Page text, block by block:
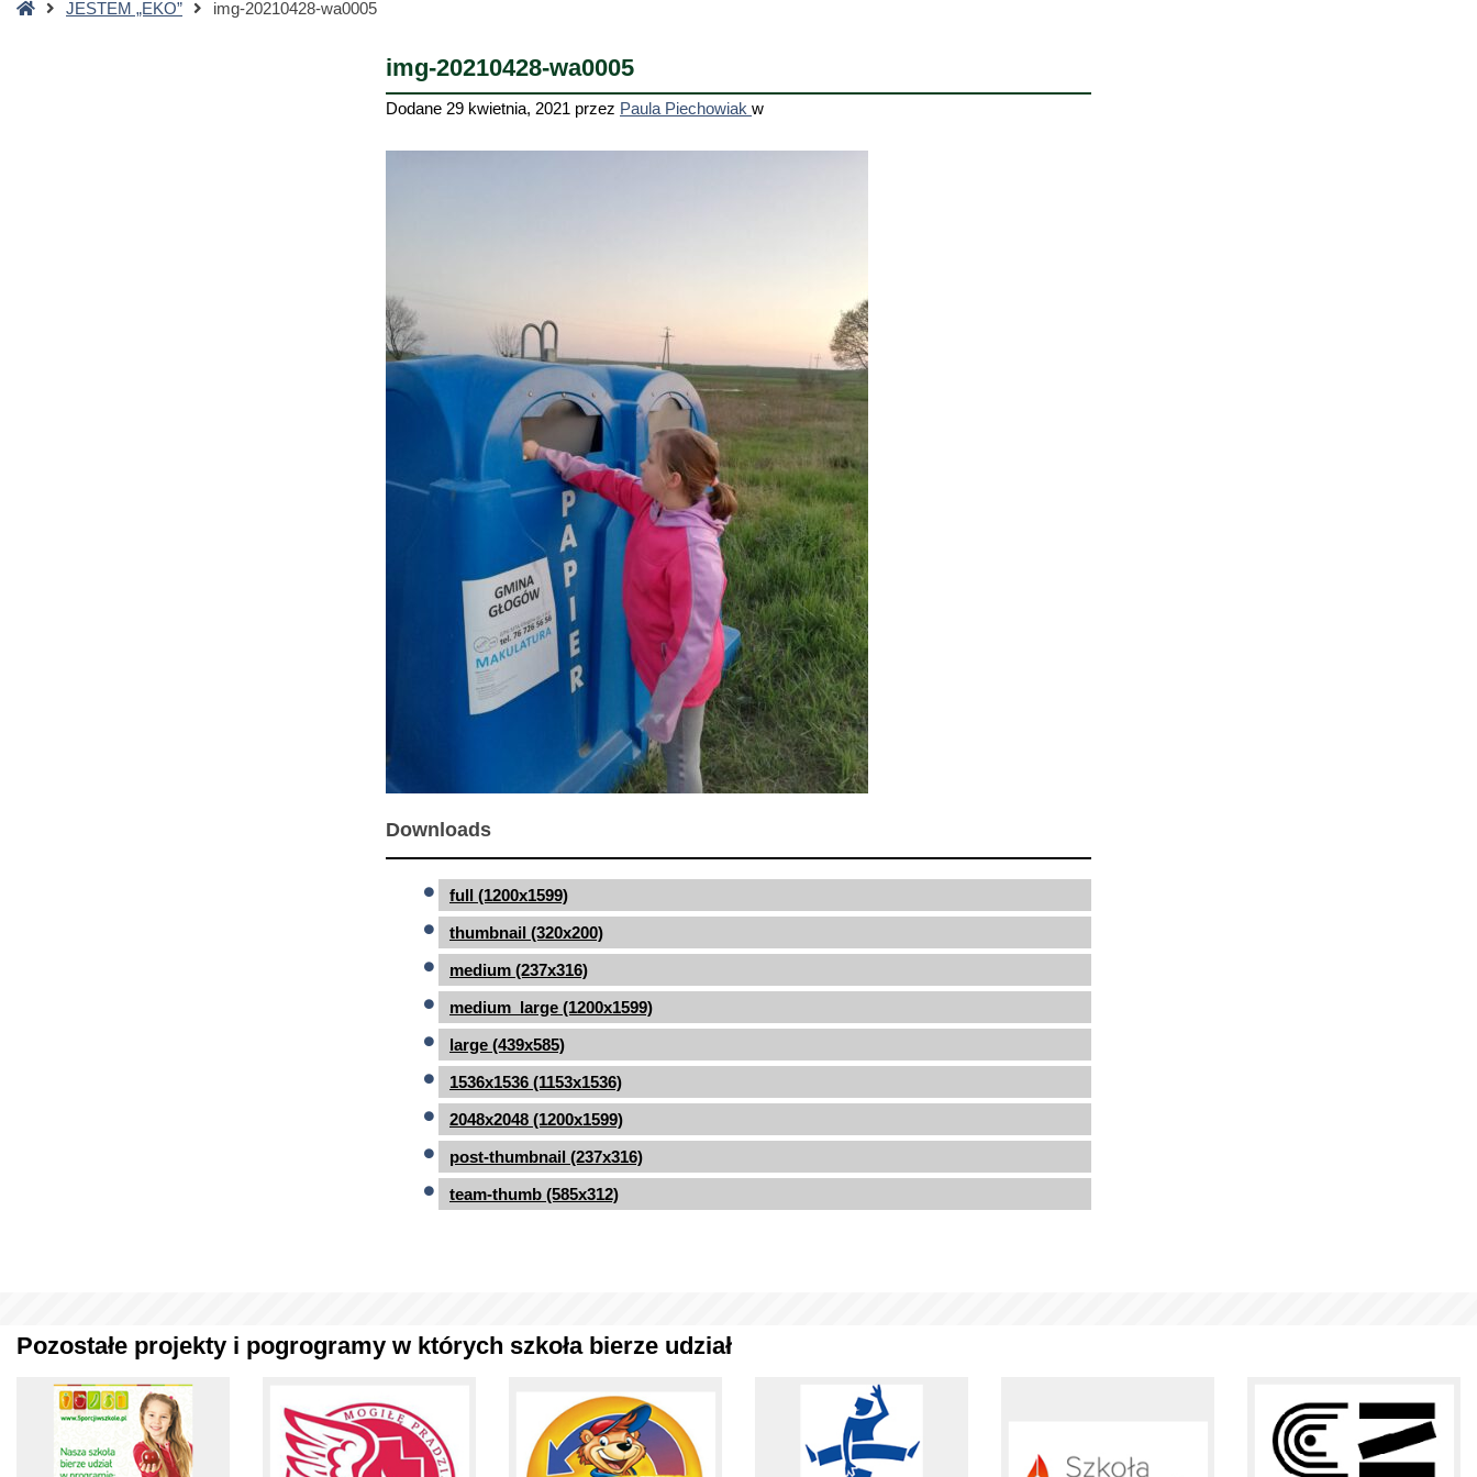
StronaJESTEM „EKO” img-20210428-wa0005
img-20210428-wa0005
Dodane 29 kwietnia, 2021 przez Paula Piechowiak w
Downloads
full (1200x1599)
thumbnail (320x200)
medium (237x316)
medium_large (1200x1599)
large (439x585)
1536x1536 (1153x1536)
2048x2048 (1200x1599)
post-thumbnail (237x316)
team-thumb (585x312)
Pozostałe projekty i pogrogramy w których szkoła bierze udział